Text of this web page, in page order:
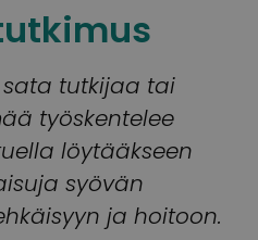
tutkijaa tai
työskentelee
löytääkseen
syövän
ja hoitoon.